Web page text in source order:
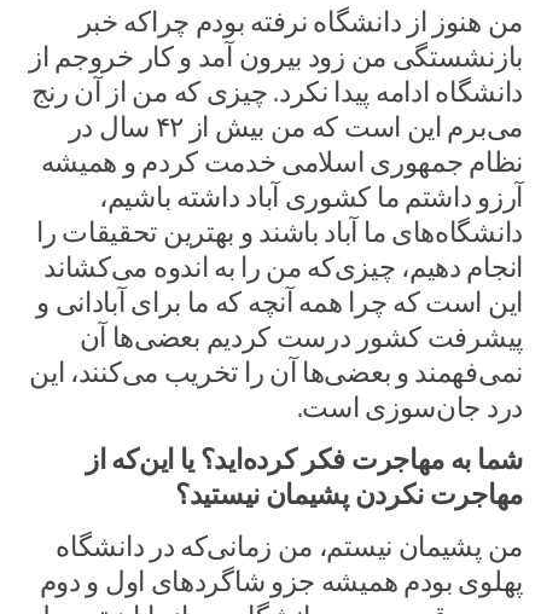
من هنوز از دانشگاه نرفته بودم چراکه خبر
بازنشستگی من زود بیرون آمد و کار خروجم از
دانشگاه ادامه پیدا نکرد. چیزی که من از آن رنج
می‌برم این است که من بیش از ۴۲ سال در
نظام جمهوری اسلامی خدمت کردم و همیشه
آرزو داشتم ما کشوری آباد داشته باشیم،
دانشگاه‌های ما آباد باشند و بهترین تحقیقات را
انجام دهیم، چیزی‌که من را به اندوه می‌کشاند
این است که چرا همه آنچه که ما برای آبادانی و
پیشرفت کشور درست کردیم بعضی‌ها آن
نمی‌فهمند و بعضی‌ها آن را تخریب می‌کنند، این
درد جان‌سوزی است.
شما به مهاجرت فکر کرده‌اید؟ یا این‌که از
مهاجرت نکردن پشیمان نیستید؟
من پشیمان نیستم، من زمانی‌که در دانشگاه
پهلوی بودم همیشه جزو شاگردهای اول و دوم